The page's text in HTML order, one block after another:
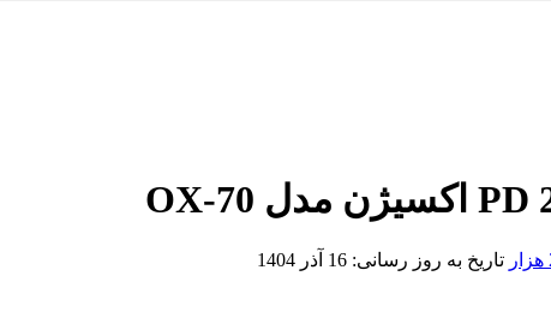
تاریخ به روز رسانی: 16 آذر 1404